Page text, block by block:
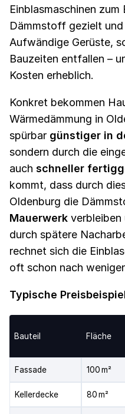
Einblasmaschinen zum
Dämmstoff gezielt
Aufwändige Gerüste,
Bauzeiten entfallen –
Kosten erheblich.
Konkret bekommen
Wärmedämmung in
spürbar günstiger in
sondern durch die
auch schneller
kommt, dass durch
Oldenburg die
Mauerwerk verbleiben
durch spätere
rechnet sich die
oft schon nach
Typische
Bauteil Fläche
Fassade 100 m²
Kellerdecke 80 m²